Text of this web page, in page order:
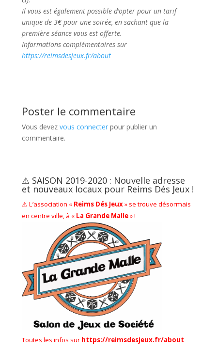
Il vous est également possible d’opter pour un tarif
unique de 3€ pour une soirée, en sachant que la
première séance vous est offerte.
Informations complémentaires sur
https://reimsdesjeux.fr/about
Poster le commentaire
Vous devez vous connecterpour publier un
commentaire.
⚠ SAISON 2019-2020 : Nouvelle adresse
et nouveaux locaux pour Reims Dés Jeux !
⚠ L’association « Reims Dés Jeux» se trouve désormais
en centre ville, à « La Grande Malle» !
Toutes les infos sur https://reimsdesjeux.fr/about